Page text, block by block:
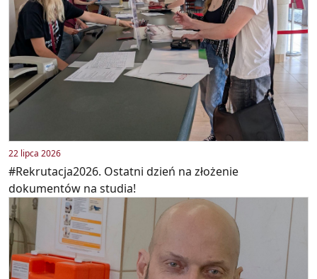
22 lipca 2026
#Rekrutacja2026. Ostatni dzień na złożenie
dokumentów na studia!